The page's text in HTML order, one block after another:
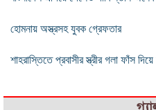
হোমনায় অস্ত্রসহ যুবক গ্রেফতার
শাহরাস্তিতে প্রবাসীর স্ত্রীর গলা ফাঁস